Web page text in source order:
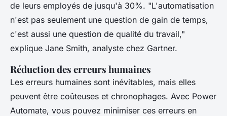
de leurs employés de jusqu'à 30%. "L'automatisation
n'est pas seulement une question de gain de temps,
c'est aussi une question de qualité du travail,"
explique Jane Smith, analyste chez Gartner.
Réduction des erreurs humaines
Les erreurs humaines sont inévitables, mais elles
peuvent être coûteuses et chronophages. Avec Power
Automate, vous pouvez minimiser ces erreurs en